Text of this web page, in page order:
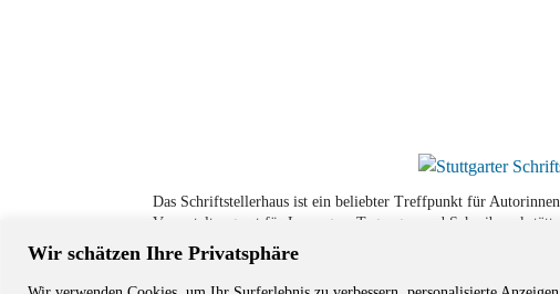
Wir schätzen Ihre Privatsphäre
Das Schriftstellerhaus ist ein beliebter Treffpunkt für
Veranstaltungsort für Lesungen, Tagungen und